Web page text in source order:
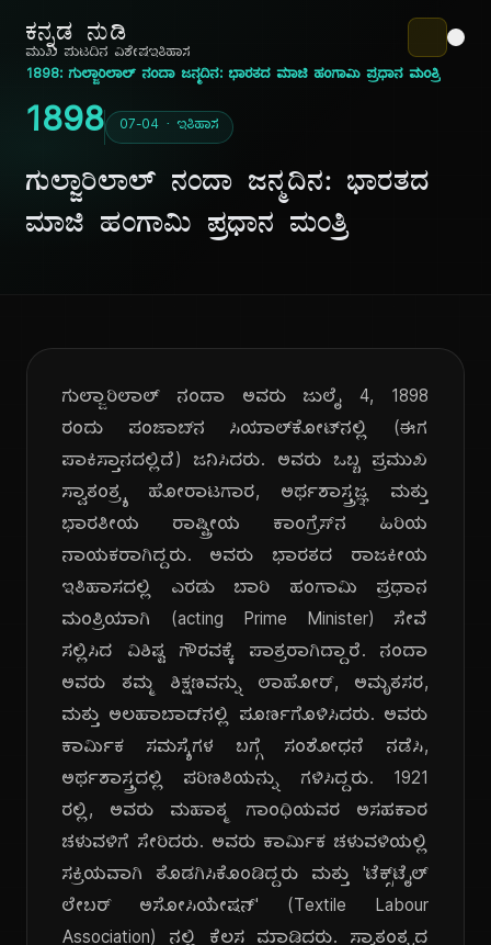
ಕನ್ನಡ ನುಡಿ
ಮುಖ ಪುಟದಿನ ವಿಶೇಷಇತಿಹಾಸ
1898: ಗುಲ್ಜಾರಿಲಾಲ್ ನಂದಾ ಜನ್ಮದಿನ: ಭಾರತದ ಮಾಜಿ ಹಂಗಾಮಿ ಪ್ರಧಾನ ಮಂತ್ರಿ
1898 07-04 · ಇತಿಹಾಸ
ಗುಲ್ಜಾರಿಲಾಲ್ ನಂದಾ ಜನ್ಮದಿನ: ಭಾರತದ
ಮಾಜಿ ಹಂಗಾಮಿ ಪ್ರಧಾನ ಮಂತ್ರಿ
ಗುಲ್ಜಾರಿಲಾಲ್ ನಂದಾ ಅವರು ಜುಲೈ 4, 1898
ರಂದು ಪಂಜಾಬ್‌ನ ಸಿಯಾಲ್‌ಕೋಟ್‌ನಲ್ಲಿ (ಈಗ
ಪಾಕಿಸ್ತಾನದಲ್ಲಿದೆ) ಜನಿಸಿದರು. ಅವರು ಒಬ್ಬ ಪ್ರಮುಖ
ಸ್ವಾತಂತ್ರ್ಯ ಹೋರಾಟಗಾರ, ಅರ್ಥಶಾಸ್ತ್ರಜ್ಞ ಮತ್ತು
ಭಾರತೀಯ ರಾಷ್ಟ್ರೀಯ ಕಾಂಗ್ರೆಸ್‌ನ ಹಿರಿಯ
ನಾಯಕರಾಗಿದ್ದರು. ಅವರು ಭಾರತದ ರಾಜಕೀಯ
ಇತಿಹಾಸದಲ್ಲಿ ಎರಡು ಬಾರಿ ಹಂಗಾಮಿ ಪ್ರಧಾನ
ಮಂತ್ರಿಯಾಗಿ (acting Prime Minister) ಸೇವೆ
ಸಲ್ಲಿಸಿದ ವಿಶಿಷ್ಟ ಗೌರವಕ್ಕೆ ಪಾತ್ರರಾಗಿದ್ದಾರೆ. ನಂದಾ
ಅವರು ತಮ್ಮ ಶಿಕ್ಷಣವನ್ನು ಲಾಹೋರ್, ಅಮೃತಸರ,
ಮತ್ತು ಅಲಹಾಬಾದ್‌ನಲ್ಲಿ ಪೂರ್ಣಗೊಳಿಸಿದರು. ಅವರು
ಕಾರ್ಮಿಕ ಸಮಸ್ಯೆಗಳ ಬಗ್ಗೆ ಸಂಶೋಧನೆ ನಡೆಸಿ,
ಅರ್ಥಶಾಸ್ತ್ರದಲ್ಲಿ ಪರಿಣತಿಯನ್ನು ಗಳಿಸಿದ್ದರು. 1921
ರಲ್ಲಿ, ಅವರು ಮಹಾತ್ಮ ಗಾಂಧಿಯವರ ಅಸಹಕಾರ
ಚಳುವಳಿಗೆ ಸೇರಿದರು. ಅವರು ಕಾರ್ಮಿಕ ಚಳುವಳಿಯಲ್ಲಿ
ಸಕ್ರಿಯವಾಗಿ ತೊಡಗಿಸಿಕೊಂಡಿದ್ದರು ಮತ್ತು 'ಟೆಕ್ಸ್‌ಟೈಲ್
ಲೇಬರ್ ಅಸೋಸಿಯೇಷನ್' (Textile Labour